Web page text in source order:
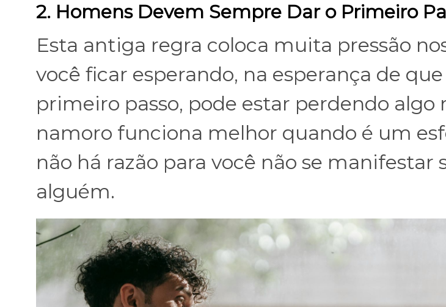
2. Homens Devem Sempre Dar o Primeiro
Esta antiga regra coloca muita pressão
você ficar esperando, na esperança de
primeiro passo, pode estar perdendo algo
namoro funciona melhor quando é um
não há razão para você não se manifestar
alguém.